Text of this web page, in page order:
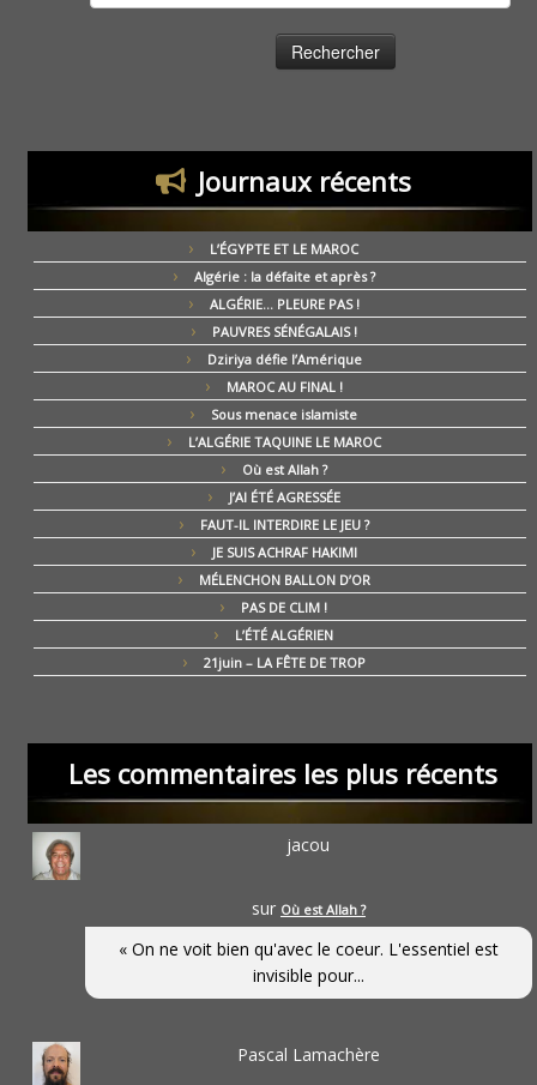
Journaux récents
L’ÉGYPTE ET LE MAROC
Algérie : la défaite et après ?
ALGÉRIE… PLEURE PAS !
PAUVRES SÉNÉGALAIS !
Dziriya défie l’Amérique
MAROC AU FINAL !
Sous menace islamiste
L’ALGÉRIE TAQUINE LE MAROC
Où est Allah ?
J’AI ÉTÉ AGRESSÉE
FAUT-IL INTERDIRE LE JEU ?
JE SUIS ACHRAF HAKIMI
MÉLENCHON BALLON D’OR
PAS DE CLIM !
L’ÉTÉ ALGÉRIEN
21juin – LA FÊTE DE TROP
Les commentaires les plus récents
jacou
sur Où est Allah ?
« On ne voit bien qu'avec le coeur. L'essentiel est
invisible pour...
Pascal Lamachère